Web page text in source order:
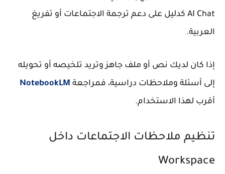
AI Chat كدليل على دعم ترجمة الاجتماعات أو تفريغ
العربية.
إذا كان لديك نص أو ملف جاهز وتريد تلخيصه أو تحويله
إلى أسئلة وملاحظات دراسية، فمراجعة NotebookLM
أقرب لهذا الاستخدام.
تنظيم ملاحظات الاجتماعات داخل
Workspace